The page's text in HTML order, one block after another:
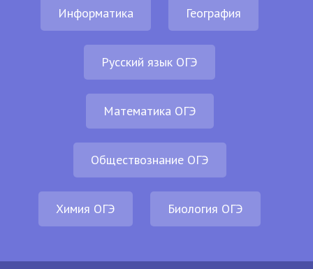
Информатика География
Русский язык ОГЭ
Математика ОГЭ
Обществознание ОГЭ
Химия ОГЭ Биология ОГЭ